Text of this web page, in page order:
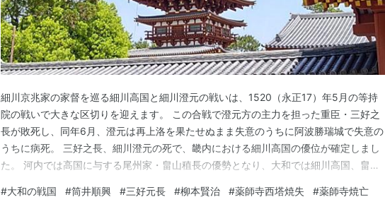
細川京兆家の家督を巡る細川高国と細川澄元の戦いは、1520（永正17）年5月の等持
院の戦いで大きな区切りを迎えます。 この合戦で澄元方の主力を担った重臣・三好之
長が敗死し、同年6月、澄元は再上洛を果たせぬまま失意のうちに阿波勝瑞城で失意の
うちに病死。 三好之長、細川澄元の死で、畿内における細川高国の優位が確定しまし
た。 河内では高国に与する尾州家・畠山稙長の優勢となり、大和では細川高国、畠山
は越智氏の娘を妻に迎えて、再び大和国人一揆の体制が固まりました。 細川高国のも
#大和の戦国 #筒井順興 #三好元長 #柳本賢治 #薬師寺西塔焼失 #薬師寺焼亡